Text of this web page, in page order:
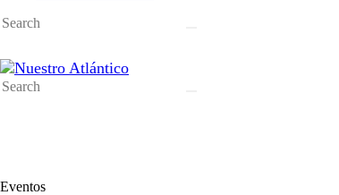
Eventos